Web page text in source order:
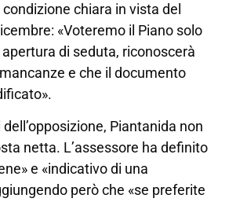
chiara in vista del
«Voteremo il Piano solo
apertura di seduta, riconoscerà
e che il documento
Piantanida non
netta. L’assessore ha definito
e «indicativo di una
però che «se preferite